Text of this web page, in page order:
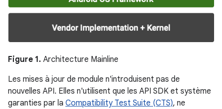
Figure 1. Architecture Mainline
Les mises à jour de module n'introduisent pas de
nouvelles API. Elles n'utilisent que les API SDK et système
garanties par la Compatibility Test Suite (CTS), ne